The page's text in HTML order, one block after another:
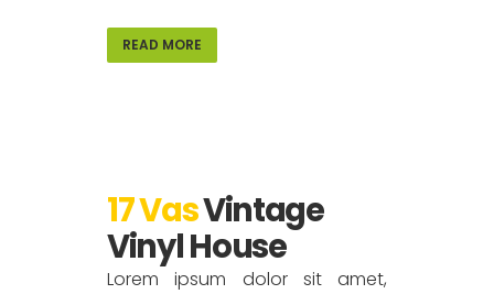
READ MORE
17 VasVintage
Vinyl House
Lorem ipsum dolor sit amet,